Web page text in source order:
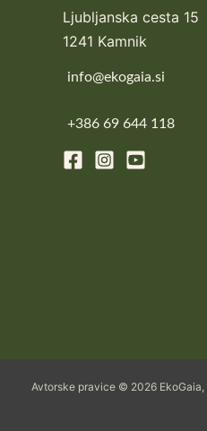
Ljubljanska cesta 15
1241 Kamnik
info@ekogaia.si
+386 69 644 118
Avtorske pravice © 2026 EkoGaia,